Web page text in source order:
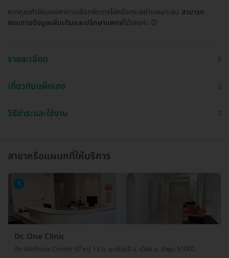
หากคุณกำลังมองหาทางเลือกจัดการไฝหรือกระอย่างเหมาะสม สามารถ
สอบถามข้อมูลเพิ่มเติมและปรึกษาแพทย์ได้เลยค่ะ 😊
รายละเอียด
เกี่ยวกับแพ็กเกจ
วิธีชำระและใช้งาน
สาขาหรือแผนกที่ให้บริการ
1
Dr. One Clinic
ตึก Wellness Center 97 หมู่ 13 ต. มะเขือแจ้ อ. เมือง จ. ลำพูน 51000